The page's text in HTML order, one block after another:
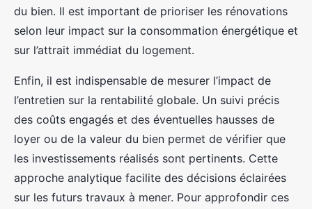
du bien. Il est important de prioriser les rénovations
selon leur impact sur la consommation énergétique et
sur l’attrait immédiat du logement.
Enfin, il est indispensable de mesurer l’impact de
l’entretien sur la rentabilité globale. Un suivi précis
des coûts engagés et des éventuelles hausses de
loyer ou de la valeur du bien permet de vérifier que
les investissements réalisés sont pertinents. Cette
approche analytique facilite des décisions éclairées
sur les futurs travaux à mener. Pour approfondir ces